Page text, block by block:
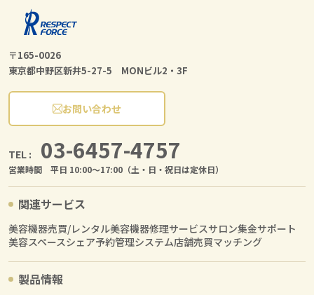
〒165-0026
東京都中野区新井5-27-5 MONビル2・3F
お問い合わせ
TEL : 03-6457-4757
営業時間 平日 10:00〜17:00（土・日・祝日は定休日）
関連サービス
美容機器売買/レンタル美容機器修理サービスサロン集金サポート
美容スペースシェア予約管理システム店舗売買マッチング
製品情報